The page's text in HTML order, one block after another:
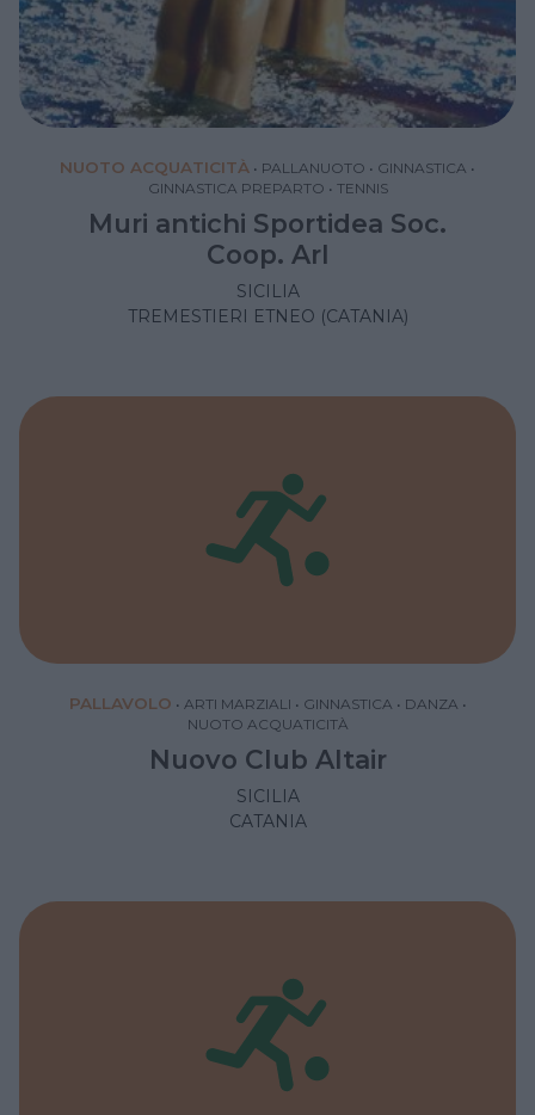
NUOTO ACQUATICITÀ • PALLANUOTO • GINNASTICA •
GINNASTICA PREPARTO • TENNIS
Muri antichi Sportidea Soc.
Coop. Arl
SICILIA
TREMESTIERI ETNEO (CATANIA)
PALLAVOLO • ARTI MARZIALI • GINNASTICA • DANZA •
NUOTO ACQUATICITÀ
Nuovo Club Altair
SICILIA
CATANIA